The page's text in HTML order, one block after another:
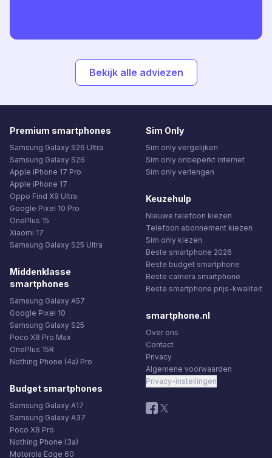
Bekijk alle adviezen
Premium smartphones
Samsung Galaxy S26 Ultra
Samsung Galaxy S26
Apple iPhone 17 Pro
Apple iPhone 17
Oppo Find X9 Ultra
Google Pixel 10 Pro
OnePlus 15
Xiaomi 17
Samsung Galaxy S25 Ultra
Middenklasse
smartphones
Samsung Galaxy A57
Google Pixel 10
Samsung Galaxy S25
Poco X8 Pro Max
OnePlus 15R
Nothing Phone (4a) Pro
Budget smartphones
Samsung Galaxy A17
Samsung Galaxy A37
Poco X8 Pro
Nothing Phone (3a)
Motorola Edge 60
Sim Only
Sim only vergelijken
Sim only onbeperkt internet
Sim only verlengen
Keuzehulp
Nieuwe telefoon kiezen
Telefoon abonnement kiezen
Sim only kiezen
Beste smartphone 2026
Beste budget smartphone
Beste camera smartphone
Beste smartphone prijs-kwaliteit
smartphone.nl
Over ons
Contact
Privacy
Algemene voorwaarden
Privacy-instellingen